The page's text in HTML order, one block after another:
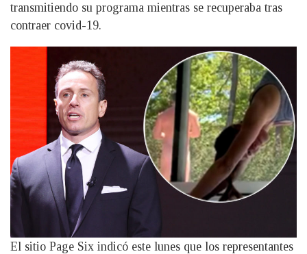
transmitiendo su programa mientras se recuperaba tras
contraer covid-19.
El sitio Page Six indicó este lunes que los representantes